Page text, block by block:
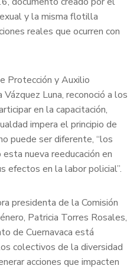
y la misma flotilla
reales que ocurren con
Protección y Auxilio
Luna, reconoció a los
en la capacitación,
impera el principio de
puede ser diferente, “los
nueva reeducación en
efectos en la labor policial”.
presidenta de la Comisión
Patricia Torres Rosales,
de Cuernavaca está
colectivos de la diversidad
acciones que impacten